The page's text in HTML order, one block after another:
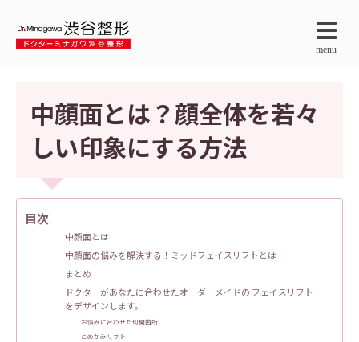
menu
中顔面とは？顔全体を若々
しい印象にする方法
目次
中顔面とは
中顔面の悩みを解決する！ミッドフェイスリフトとは
まとめ
ドクターがあなたに合わせたオーダーメイドの フェイスリフト
をデザインします。
お悩みに合わせた切開箇所
こめかみリフト